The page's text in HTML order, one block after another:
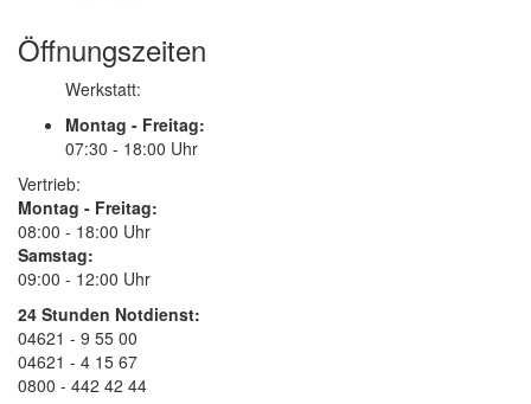
Öffnungszeiten
Werkstatt:
Montag - Freitag:
07:30 - 18:00 Uhr
Vertrieb:
Montag - Freitag:
08:00 - 18:00 Uhr
Samstag:
09:00 - 12:00 Uhr
24 Stunden Notdienst:
04621 - 9 55 00
04621 - 4 15 67
0800 - 442 42 44